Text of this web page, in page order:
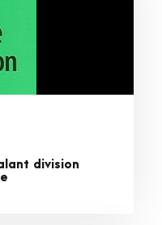
division